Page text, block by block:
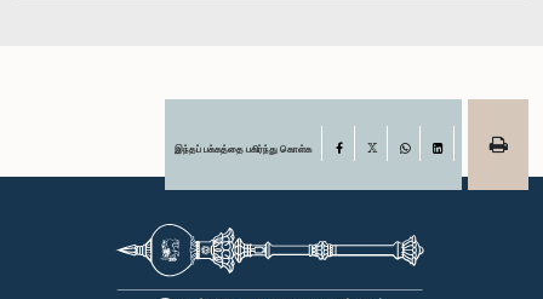
இந்தப் பக்கத்தை பகிர்ந்து கொள்க Facebook